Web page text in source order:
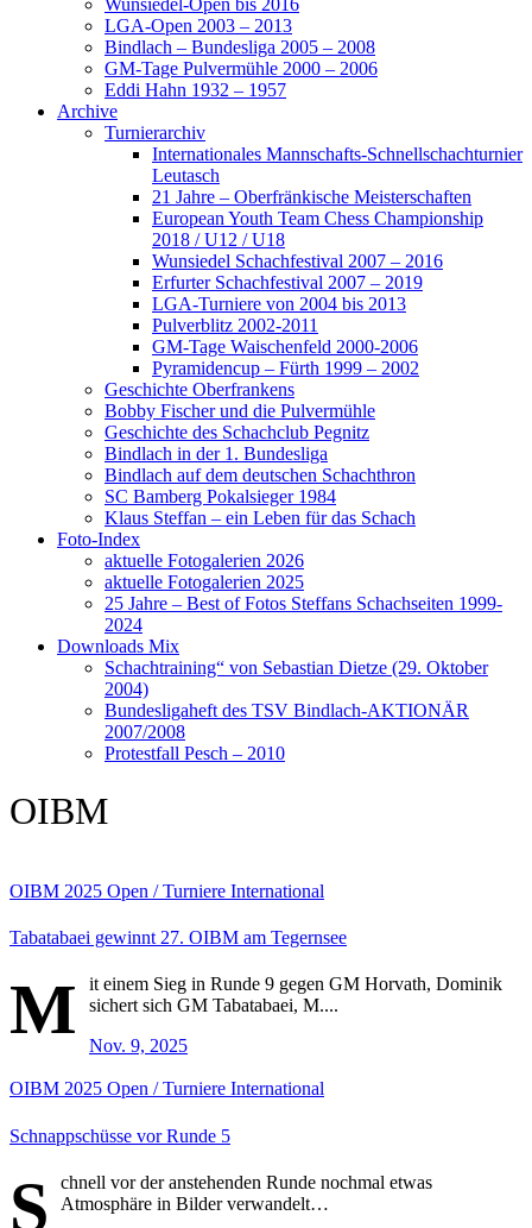
Wunsiedel-Open bis 2016
LGA-Open 2003 – 2013
Bindlach – Bundesliga 2005 – 2008
GM-Tage Pulvermühle 2000 – 2006
Eddi Hahn 1932 – 1957
Archive
Turnierarchiv
Internationales Mannschafts-Schnellschachturnier
Leutasch
21 Jahre – Oberfränkische Meisterschaften
European Youth Team Chess Championship
2018 / U12 / U18
Wunsiedel Schachfestival 2007 – 2016
Erfurter Schachfestival 2007 – 2019
LGA-Turniere von 2004 bis 2013
Pulverblitz 2002-2011
GM-Tage Waischenfeld 2000-2006
Pyramidencup – Fürth 1999 – 2002
Geschichte Oberfrankens
Bobby Fischer und die Pulvermühle
Geschichte des Schachclub Pegnitz
Bindlach in der 1. Bundesliga
Bindlach auf dem deutschen Schachthron
SC Bamberg Pokalsieger 1984
Klaus Steffan – ein Leben für das Schach
Foto-Index
aktuelle Fotogalerien 2026
aktuelle Fotogalerien 2025
25 Jahre – Best of Fotos Steffans Schachseiten 1999-
2024
Downloads Mix
Schachtraining“ von Sebastian Dietze (29. Oktober
2004)
Bundesligaheft des TSV Bindlach-AKTIONÄR
2007/2008
Protestfall Pesch – 2010
OIBM
OIBM 2025 Open / Turniere International
Tabatabaei gewinnt 27. OIBM am Tegernsee
M
it einem Sieg in Runde 9 gegen GM Horvath, Dominik
sichert sich GM Tabatabaei, M....
Nov. 9, 2025
OIBM 2025 Open / Turniere International
Schnappschüsse vor Runde 5
S
chnell vor der anstehenden Runde nochmal etwas
Atmosphäre in Bilder verwandelt…